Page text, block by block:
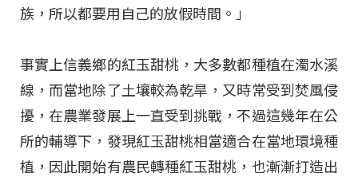
族，所以都要用自己的放假時間。」
事實上信義鄉的紅玉甜桃，大多數都種植在濁水溪
線，而當地除了土壤較為乾旱，又時常受到焚風侵
擾，在農業發展上一直受到挑戰，不過這幾年在公
所的輔導下，發現紅玉甜桃相當適合在當地環境種
植，因此開始有農民轉種紅玉甜桃，也漸漸打造出